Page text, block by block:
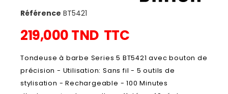
Référence BT5421
219,000 TND TTC
Tondeuse à barbe Series 5 BT5421 avec bouton de
précision - Utilisation: Sans fil - 5 outils de
stylisation - Rechargeable - 100 Minutes